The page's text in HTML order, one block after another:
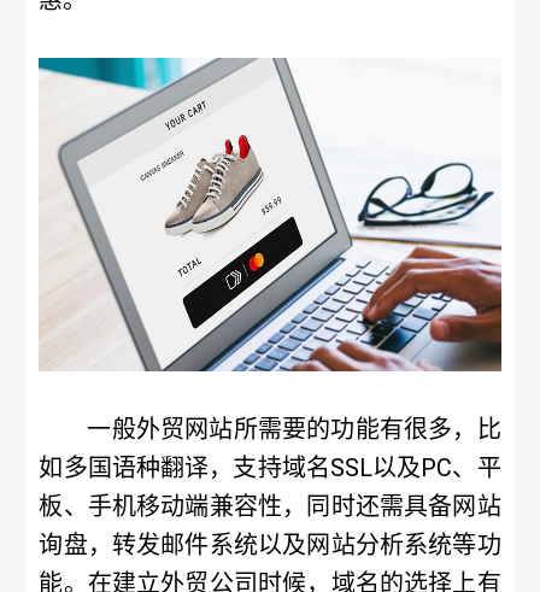
一般外贸网站所需要的功能有很多，比
如多国语种翻译，支持域名SSL以及PC、平
板、手机移动端兼容性，同时还需具备网站
询盘，转发邮件系统以及网站分析系统等功
能。在建立外贸公司时候，域名的选择上有